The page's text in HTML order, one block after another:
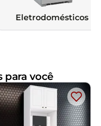
Eletrodomésticos
para você